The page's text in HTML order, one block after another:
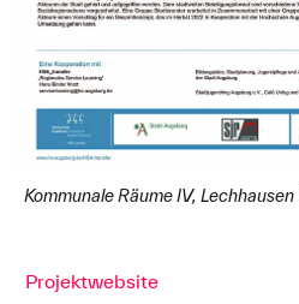
Kommunale Räume IV, Lechhausen
Projektwebsite